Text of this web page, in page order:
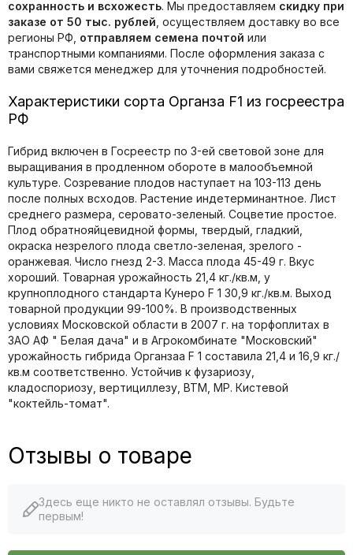
сохранность и всхожесть. Мы предоставляем скидку при
заказе от 50 тыс. рублей , осуществляем доставку во все
регионы РФ, отправляем семена почтой или
транспортными компаниями. После оформления заказа с
вами свяжется менеджер для уточнения подробностей.
Характеристики сорта Органза F1 из госреестра
РФ
Гибрид включен в Госреестр по 3-ей световой зоне для
выращивания в продленном обороте в малообъемной
культуре. Созревание плодов наступает на 103-113 день
после полных всходов. Растение индетерминантное. Лист
среднего размера, серовато-зеленый. Соцветие простое.
Плод обратнояйцевидной формы, твердый, гладкий,
окраска незрелого плода светло-зеленая, зрелого -
оранжевая. Число гнезд 2-3. Масса плода 45-49 г. Вкус
хороший. Товарная урожайность 21,4 кг./кв.м, у
крупноплодного стандарта Кунеро F 1 30,9 кг./кв.м. Выход
товарной продукции 99-100%. В производственных
условиях Московской области в 2007 г. на торфоплитах в
ЗАО АФ " Белая дача" и в Агрокомбинате "Московский"
урожайность гибрида Органзаа F 1 составила 21,4 и 16,9 кг./
кв.м соответственно. Устойчив к фузариозу,
кладоспориозу, вертициллезу, ВТМ, МР. Кистевой
"коктейль-томат".
Отзывы о товаре
Здесь еще никто не оставлял отзывы. Будьте
первым!